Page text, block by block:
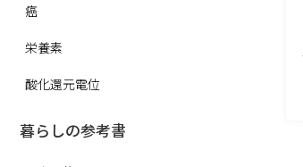
癌
栄養素
酸化還元電位
暮らしの参考書